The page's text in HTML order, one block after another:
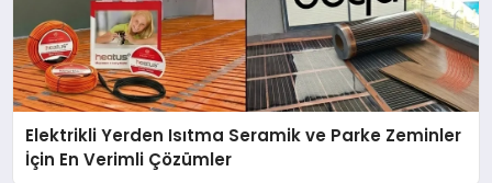
Elektrikli Yerden Isıtma Seramik ve Parke Zeminler
İçin En Verimli Çözümler